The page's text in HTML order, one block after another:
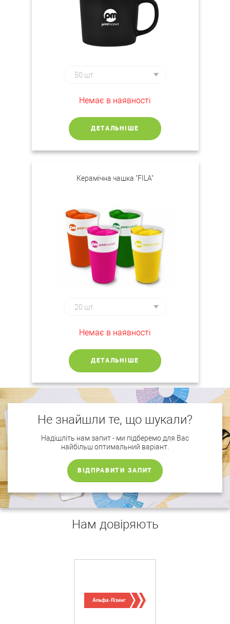
Немає в наявності
ДЕТАЛЬНІШЕ
Керамічна чашка "FILA"
Немає в наявності
ДЕТАЛЬНІШЕ
Не знайшли те, що шукали?
Надішліть нам запит - ми підберемо для Вас
найбільш оптимальний варіант.
ВІДПРАВИТИ ЗАПИТ
Нам довіряють